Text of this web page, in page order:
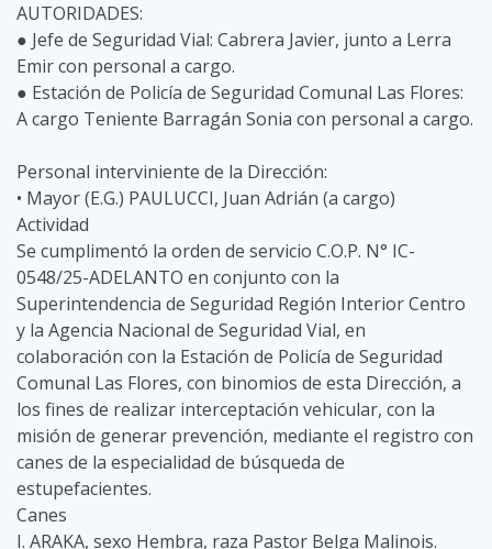
AUTORIDADES:
● Jefe de Seguridad Vial: Cabrera Javier, junto a Lerra
Emir con personal a cargo.
● Estación de Policía de Seguridad Comunal Las Flores:
A cargo Teniente Barragán Sonia con personal a cargo.
Personal interviniente de la Dirección:
• Mayor (E.G.) PAULUCCI, Juan Adrián (a cargo)
Actividad
Se cumplimentó la orden de servicio C.O.P. N° IC-
0548/25-ADELANTO en conjunto con la
Superintendencia de Seguridad Región Interior Centro
y la Agencia Nacional de Seguridad Vial, en
colaboración con la Estación de Policía de Seguridad
Comunal Las Flores, con binomios de esta Dirección, a
los fines de realizar interceptación vehicular, con la
misión de generar prevención, mediante el registro con
canes de la especialidad de búsqueda de
estupefacientes.
Canes
I. ARAKA, sexo Hembra, raza Pastor Belga Malinois.